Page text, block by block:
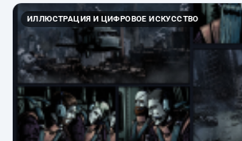
ИЛЛЮСТРАЦИЯ И ЦИФРОВОЕ ИСКУССТВО